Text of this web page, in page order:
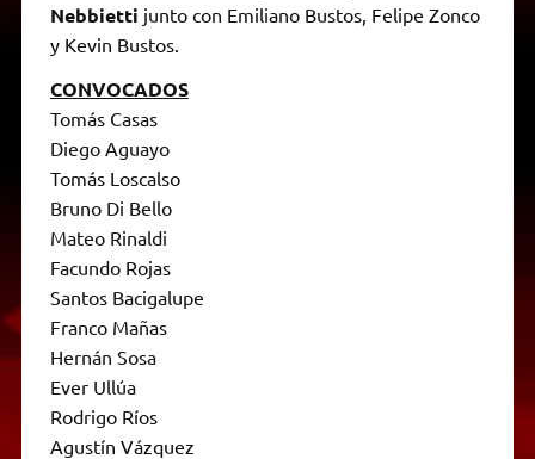
Nebbietti junto con Emiliano Bustos, Felipe Zonco
y Kevin Bustos.
CONVOCADOS
Tomás Casas
Diego Aguayo
Tomás Loscalso
Bruno Di Bello
Mateo Rinaldi
Facundo Rojas
Santos Bacigalupe
Franco Mañas
Hernán Sosa
Ever Ullúa
Rodrigo Ríos
Agustín Vázquez